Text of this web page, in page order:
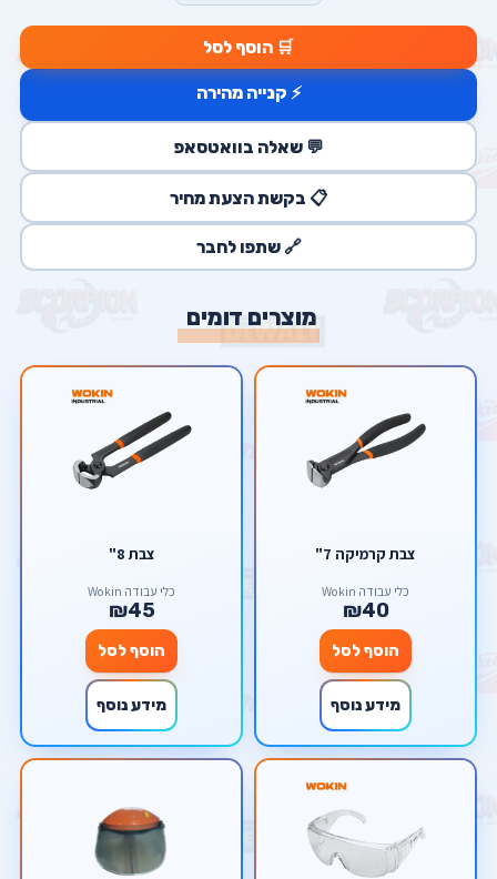
🛒 הוסף לסל
⚡ קנייה מהירה
💬 שאלה בוואטסאפ
📋 בקשת הצעת מחיר
🔗 שתפו לחבר
מוצרים דומים
צבת קרמיקה 7"
כלי עבודה Wokin
₪40
הוסף לסל
מידע נוסף
צבת 8"
כלי עבודה Wokin
₪45
הוסף לסל
מידע נוסף